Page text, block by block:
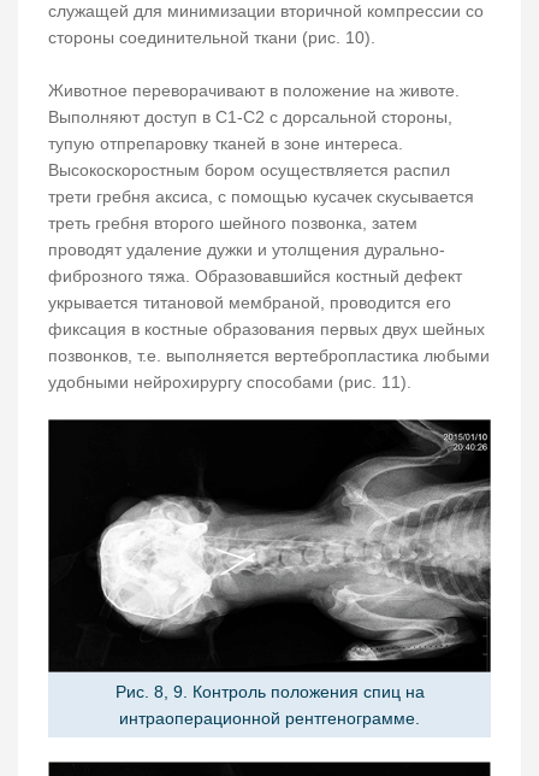
служащей для минимизации вторичной компрессии со
стороны соединительной ткани (рис. 10).
Животное переворачивают в положение на животе.
Выполняют доступ в С1-С2 с дорсальной стороны,
тупую отпрепаровку тканей в зоне интереса.
Высокоскоростным бором осуществляется распил
трети гребня аксиса, с помощью кусачек скусывается
треть гребня второго шейного позвонка, затем
проводят удаление дужки и утолщения дурально-
фиброзного тяжа. Образовавшийся костный дефект
укрывается титановой мембраной, проводится его
фиксация в костные образования первых двух шейных
позвонков, т.е. выполняется вертебропластика любыми
удобными нейрохирургу способами (рис. 11).
Рис. 8, 9. Контроль положения спиц на
интраоперационной рентгенограмме.